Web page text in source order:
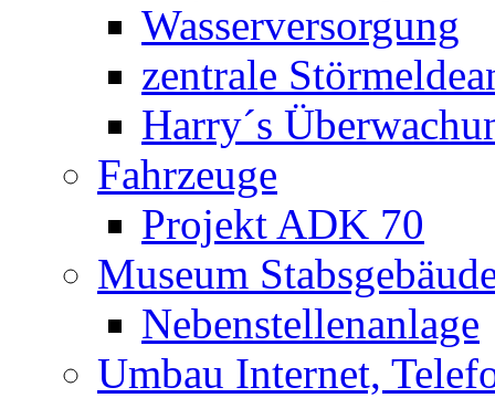
Wasserversorgung
zentrale
Harry´s
Fahrzeuge
Projekt ADK 70
Museum
Nebenstellenanlage
Umbau Internet,